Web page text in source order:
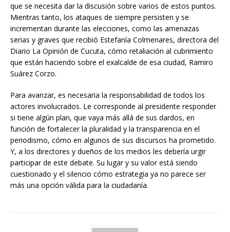
que se necesita dar la discusión sobre varios de estos puntos.
Mientras tanto, los ataques de siempre persisten y se
incrementan durante las elecciones, como las amenazas
serias y graves que recibió Estefanía Colmenares, directora del
Diario La Opinión de Cucuta, cómo retaliación al cubrimiento
que están haciendo sobre el exalcalde de esa ciudad, Ramiro
Suárez Corzo.
Para avanzar, es necesaria la responsabilidad de todos los
actores involucrados. Le corresponde al presidente responder
si tiene algún plan, que vaya más allá de sus dardos, en
función de fortalecer la pluralidad y la transparencia en el
periodismo, cómo en algunos de sus discursos ha prometido.
Y, a los directores y dueños de los medios les debería urgir
participar de este debate. Su lugar y su valor está siendo
cuestionado y el silencio cómo estrategia ya no parece ser
más una opción válida para la ciudadanía.